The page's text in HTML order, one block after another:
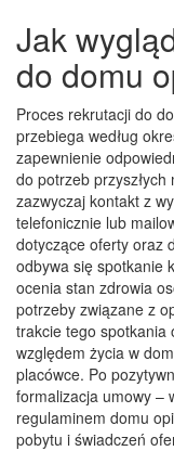
Jak
do domu
Proces rekrutacji do
przebiega według
zapewnienie
do potrzeb
zazwyczaj kontakt z
telefonicznie lub
dotyczące oferty oraz
odbywa się spotkanie
ocenia stan zdrowia
potrzeby związane z
trakcie tego spotkania
względem życia w
placówce. Po
formalizacja umowy –
regulaminem domu
pobytu i świadczeń